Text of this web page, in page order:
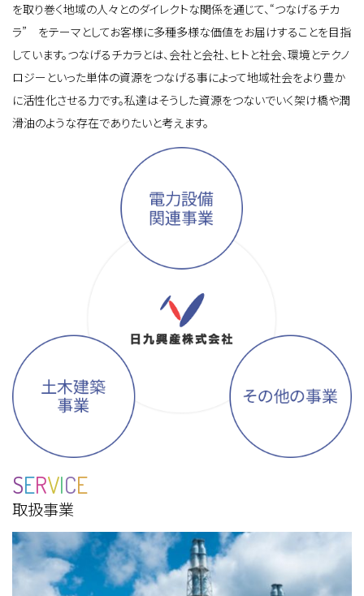
を取り巻く地域の人々とのダイレクトな関係を通じて、“つなげるチカ
ラ” をテーマとしてお客様に多種多様な価値をお届けすることを目指
しています。つなげるチカラとは、会社と会社、ヒトと社会、環境とテクノ
ロジーといった単体の資源をつなげる事によって地域社会をより豊か
に活性化させる力です。私達はそうした資源をつないでいく架け橋や潤
滑油のような存在でありたいと考えます。
SERVICE
取扱事業